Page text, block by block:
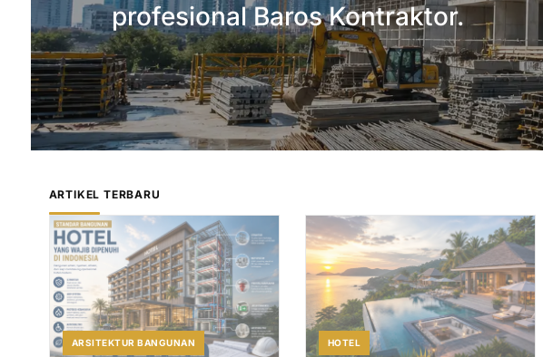
profesional Baros Kontraktor.
ARTIKEL TERBARU
ARSITEKTUR BANGUNAN HOTEL